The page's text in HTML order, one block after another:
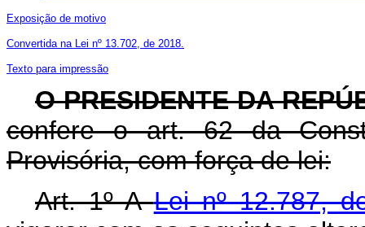
Exposição de motivo
Convertida na Lei nº 13.702, de 2018.
Texto para impressão
OPRESIDENTE DA
confere o art. 62 da
Provisória, com força de lei:
Art. 1º ALei nº 12.787,